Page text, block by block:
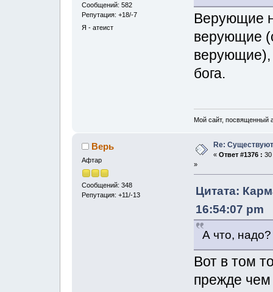
Сообщений: 582
Репутация: +18/-7
Я - атеист
Верующие
верующие
верующие),
бога.
Мой сайт, посвященный
Верь
Афтар
Сообщений: 348
Репутация: +11/-13
Re:
« Ответ #1376 : 30
»
Цитата:
16:54:07 pm
А что, надо?
Вот в том
прежде чем